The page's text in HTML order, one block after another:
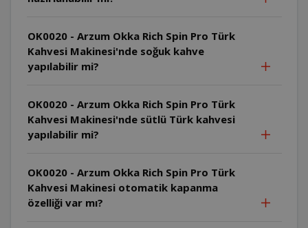
OK0020 - Arzum Okka Rich Spin Pro Türk
Kahvesi Makinesi'nde soğuk kahve
yapılabilir mi?
OK0020 - Arzum Okka Rich Spin Pro Türk
Kahvesi Makinesi'nde sütlü Türk kahvesi
yapılabilir mi?
OK0020 - Arzum Okka Rich Spin Pro Türk
Kahvesi Makinesi otomatik kapanma
özelliği var mı?